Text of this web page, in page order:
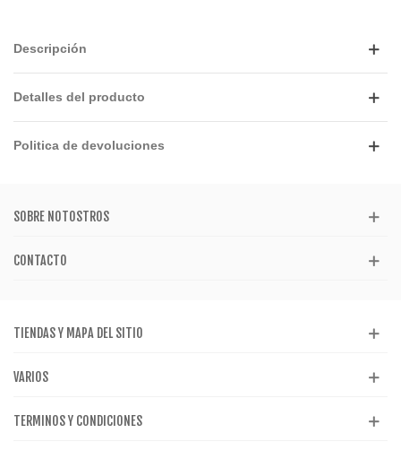
Descripción
Detalles del producto
Politica de devoluciones
SOBRE NOTOSTROS
CONTACTO
TIENDAS Y MAPA DEL SITIO
VARIOS
TERMINOS Y CONDICIONES